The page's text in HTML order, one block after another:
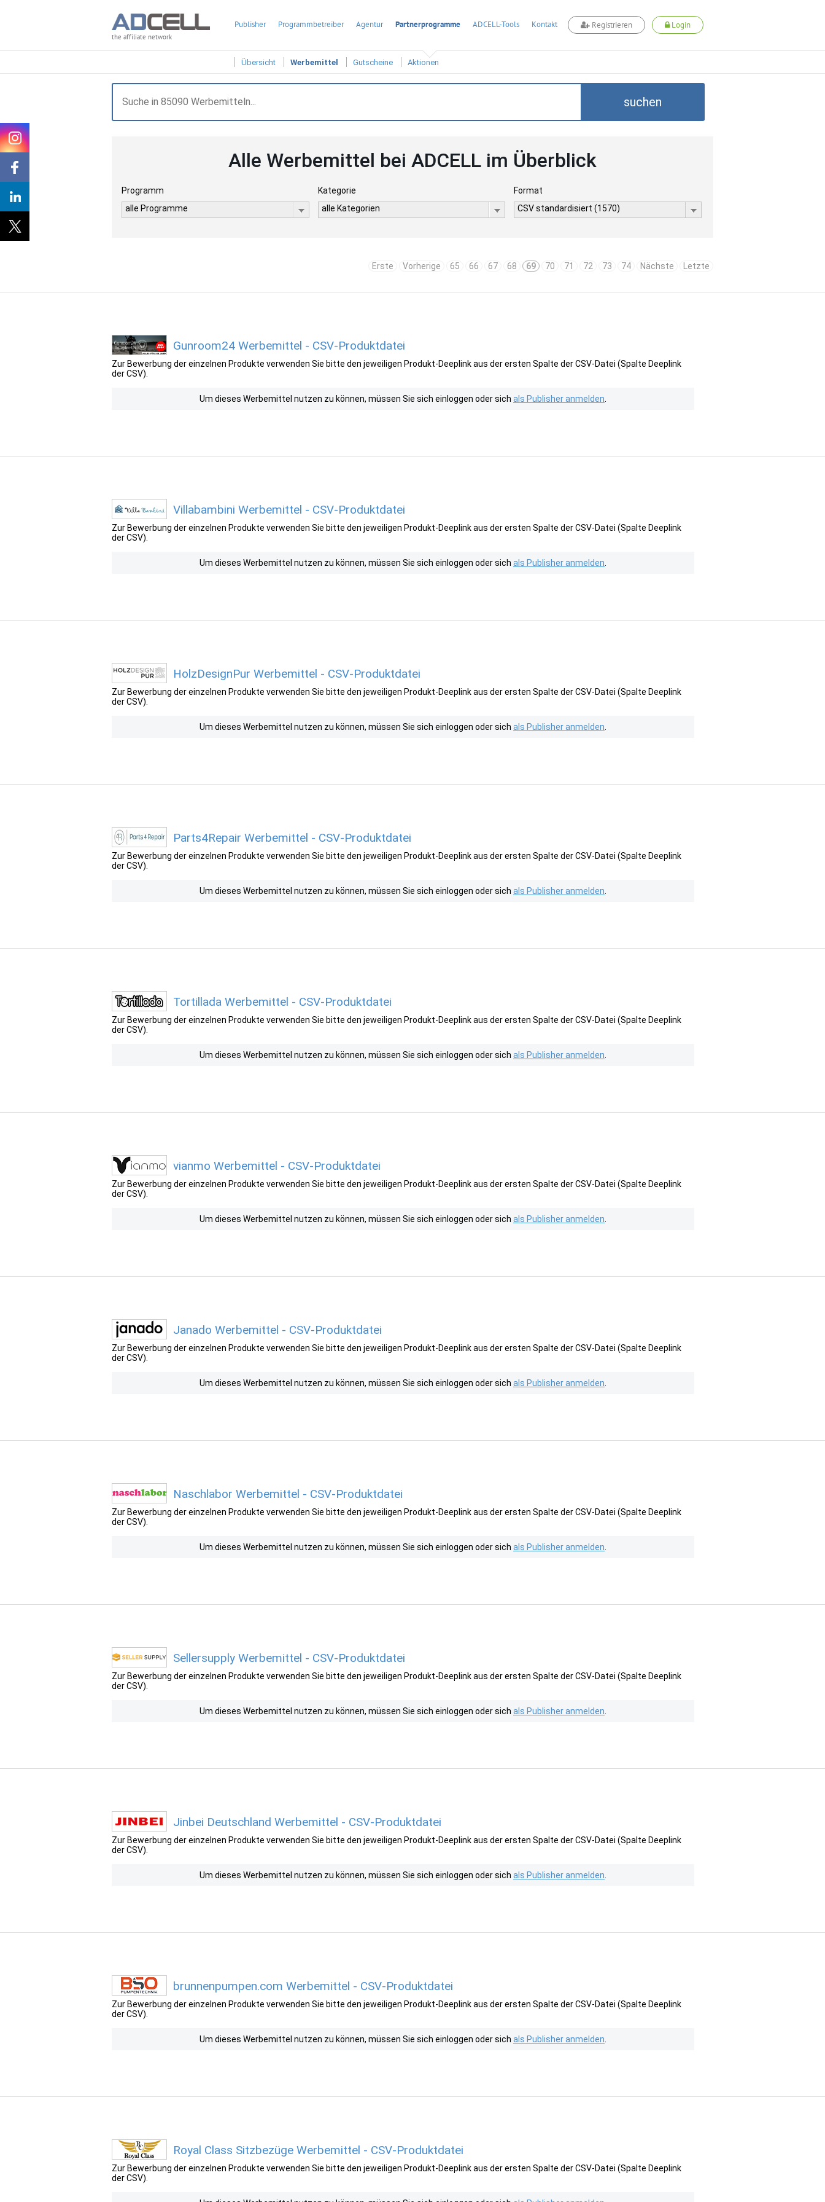
the affiliate network
Publisher Programmbetreiber Agentur Partnerprogramme ADCELL-Tools Kontakt Registrieren Login
Übersicht Werbemittel Gutscheine Aktionen
suchen
Alle Werbemittel bei ADCELL im Überblick
Programm
alle Programme
Kategorie
alle Kategorien
Format
CSV standardisiert (1570)
Erste Vorherige 65 66 67 68 69 70 71 72 73 74 Nächste Letzte
Gunroom24 Werbemittel - CSV-Produktdatei
Zur Bewerbung der einzelnen Produkte verwenden Sie bitte den jeweiligen Produkt-Deeplink aus der ersten Spalte der CSV-Datei (Spalte Deeplink
der CSV).
Um dieses Werbemittel nutzen zu können, müssen Sie sich einloggen oder sich als Publisher anmelden
Villabambini Werbemittel - CSV-Produktdatei
Zur Bewerbung der einzelnen Produkte verwenden Sie bitte den jeweiligen Produkt-Deeplink aus der ersten Spalte der CSV-Datei (Spalte Deeplink
der CSV).
Um dieses Werbemittel nutzen zu können, müssen Sie sich einloggen oder sich als Publisher anmelden
HolzDesignPur Werbemittel - CSV-Produktdatei
Zur Bewerbung der einzelnen Produkte verwenden Sie bitte den jeweiligen Produkt-Deeplink aus der ersten Spalte der CSV-Datei (Spalte Deeplink
der CSV).
Um dieses Werbemittel nutzen zu können, müssen Sie sich einloggen oder sich als Publisher anmelden
Parts4Repair Werbemittel - CSV-Produktdatei
Zur Bewerbung der einzelnen Produkte verwenden Sie bitte den jeweiligen Produkt-Deeplink aus der ersten Spalte der CSV-Datei (Spalte Deeplink
der CSV).
Um dieses Werbemittel nutzen zu können, müssen Sie sich einloggen oder sich als Publisher anmelden
Tortillada Werbemittel - CSV-Produktdatei
Zur Bewerbung der einzelnen Produkte verwenden Sie bitte den jeweiligen Produkt-Deeplink aus der ersten Spalte der CSV-Datei (Spalte Deeplink
der CSV).
Um dieses Werbemittel nutzen zu können, müssen Sie sich einloggen oder sich als Publisher anmelden
vianmo Werbemittel - CSV-Produktdatei
Zur Bewerbung der einzelnen Produkte verwenden Sie bitte den jeweiligen Produkt-Deeplink aus der ersten Spalte der CSV-Datei (Spalte Deeplink
der CSV).
Um dieses Werbemittel nutzen zu können, müssen Sie sich einloggen oder sich als Publisher anmelden
Janado Werbemittel - CSV-Produktdatei
Zur Bewerbung der einzelnen Produkte verwenden Sie bitte den jeweiligen Produkt-Deeplink aus der ersten Spalte der CSV-Datei (Spalte Deeplink
der CSV).
Um dieses Werbemittel nutzen zu können, müssen Sie sich einloggen oder sich als Publisher anmelden
Naschlabor Werbemittel - CSV-Produktdatei
Zur Bewerbung der einzelnen Produkte verwenden Sie bitte den jeweiligen Produkt-Deeplink aus der ersten Spalte der CSV-Datei (Spalte Deeplink
der CSV).
Um dieses Werbemittel nutzen zu können, müssen Sie sich einloggen oder sich als Publisher anmelden
Sellersupply Werbemittel - CSV-Produktdatei
Zur Bewerbung der einzelnen Produkte verwenden Sie bitte den jeweiligen Produkt-Deeplink aus der ersten Spalte der CSV-Datei (Spalte Deeplink
der CSV).
Um dieses Werbemittel nutzen zu können, müssen Sie sich einloggen oder sich als Publisher anmelden
Jinbei Deutschland Werbemittel - CSV-Produktdatei
Zur Bewerbung der einzelnen Produkte verwenden Sie bitte den jeweiligen Produkt-Deeplink aus der ersten Spalte der CSV-Datei (Spalte Deeplink
der CSV).
Um dieses Werbemittel nutzen zu können, müssen Sie sich einloggen oder sich als Publisher anmelden
brunnenpumpen.com Werbemittel - CSV-Produktdatei
Zur Bewerbung der einzelnen Produkte verwenden Sie bitte den jeweiligen Produkt-Deeplink aus der ersten Spalte der CSV-Datei (Spalte Deeplink
der CSV).
Um dieses Werbemittel nutzen zu können, müssen Sie sich einloggen oder sich als Publisher anmelden
Royal Class Sitzbezüge Werbemittel - CSV-Produktdatei
Zur Bewerbung der einzelnen Produkte verwenden Sie bitte den jeweiligen Produkt-Deeplink aus der ersten Spalte der CSV-Datei (Spalte Deeplink
der CSV).